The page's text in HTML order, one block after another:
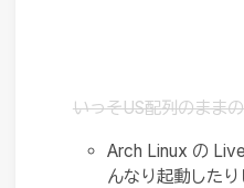
いっそUS配列のまま
Arch Linux の
んなり起動した